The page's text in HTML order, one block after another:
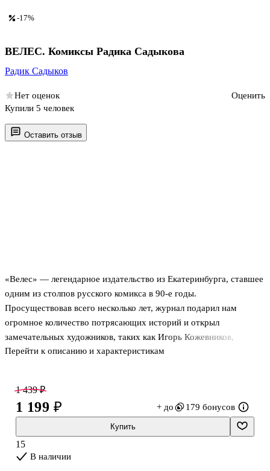
Оставить отзыв
«Велес» — легендарное издательство из Екатеринбурга, ставшее
одним из столпов русского комикса в 90-е годы.
Просуществовав всего несколько лет, журнал подарил нам
огромное количество потрясающих историй и открыл
замечательных художников, таких как Игорь Кожевников,
Константин Комардин и Радик Садыков. Ключевым работам
секция дополнительных, ранее не публиковавшихся материалов.
Истории о приключениях аса Видара являются классическими
представителями жанра «меч и колдовство», в то время как
«Спасти Землю» относится скорее к научной фантастике и
«космоопере». Но главное — все они пр
Перейти к описанию и характеристикам
-17%
ВЕЛЕС. Комиксы Радика Садыкова
Радик Садыков
Нет оценок
Оценить
Купили 5 человек
1 439 ₽
1 199 ₽ + до 179 бонусов
Купить
15
В наличии